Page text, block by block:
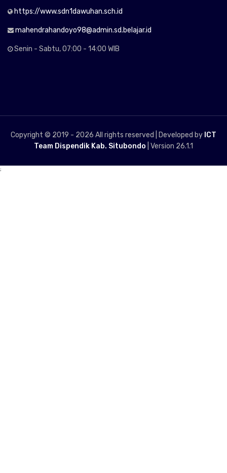
https://www.sdn1dawuhan.sch.id
mahendrahandoyo98@admin.sd.belajar.id
Senin - Sabtu, 07:00 - 14:00 WIB
Copyright © 2019 - 2026 All rights reserved | Developed by ICT
Team Dispendik Kab. Situbondo | Version 26.1.1
;